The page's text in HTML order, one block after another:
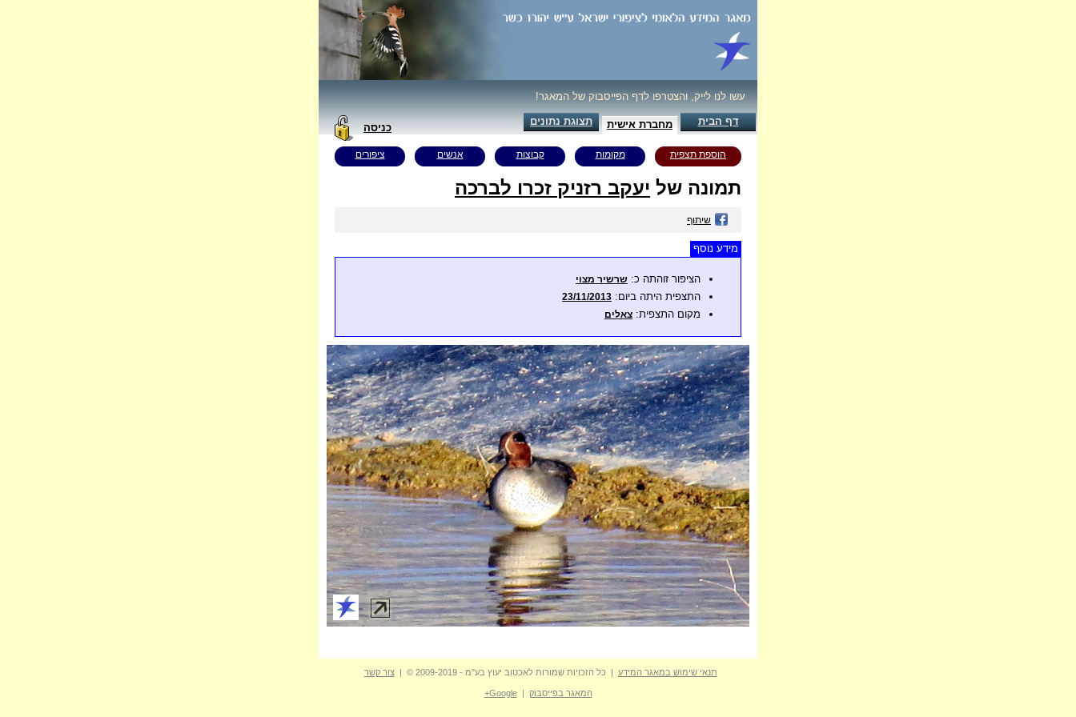
עשו לנו לייק, והצטרפו לדף הפייסבוק של המאגר!
דף הבית מחברת אישית תצוגת נתונים
כניסה
הוספת תצפית מקומות קבוצות אנשים ציפורים
תמונה של יעקב רזניק זכרו לברכה
שיתוף
מידע נוסף
הציפור זוהתה כ: שרשיר מצוי
התצפית היתה ביום: 23/11/2013
מקום התצפית: צאלים
תנאי שימוש במאגר המידע | כל הזכויות שמורות לאכטוב יעוץ בע"מ - 2009-2019 © | צור קשר
המאגר בפייסבוק |
Google+